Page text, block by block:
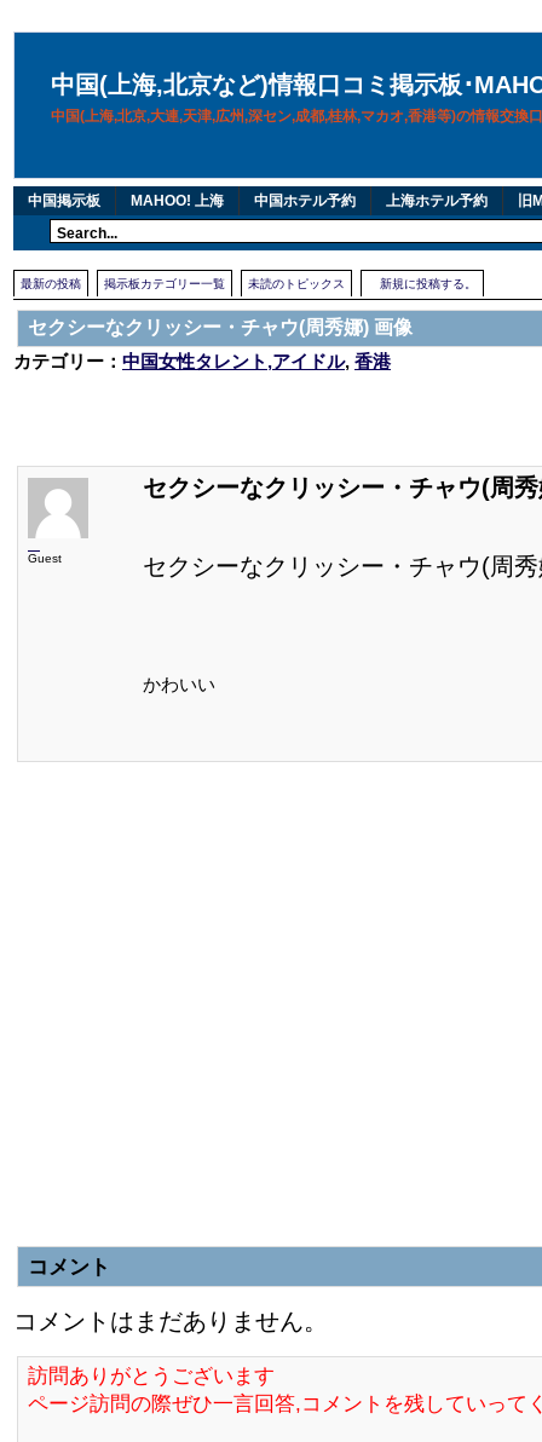
中国(上海,北京など)情報口コミ掲示板･
中国(上海,北京,大連,天津,広州,深セン,成都,桂林,マカオ,香港等)の情報交換
中国掲示板 MAHOO! 上海 中国ホテル予約 上海ホテル予約 旧
最新の投稿 掲示板カテゴリー一覧 未読のトピックス 新規に投稿する。
セクシーなクリッシー・チャウ(周秀娜) 画像
カテゴリー： 中国女性タレント,アイドル, 香港
Guest
セクシーなクリッシー・チャウ(周
セクシーなクリッシー・チャウ(周
かわいい
コメント
コメントはまだありません。
訪問ありがとうございます
ページ訪問の際ぜひ一言回答,コメントを残していって